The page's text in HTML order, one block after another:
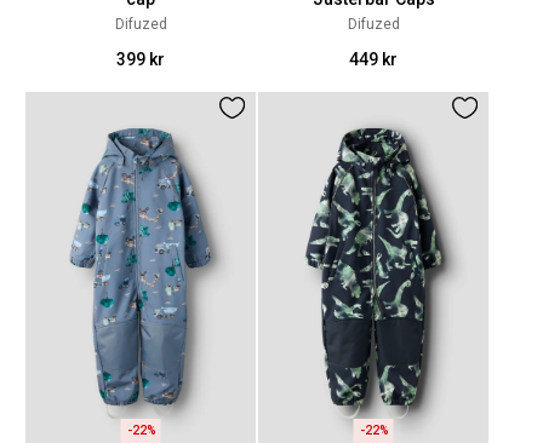
Difuzed
399 kr
Difuzed
449 kr
-22% -22%